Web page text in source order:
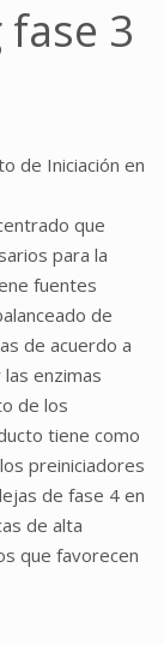
3
de Iniciación en
que
para la
fuentes
de
de acuerdo a
enzimas
de los
tiene como
preiniciadores
de fase 4 en
de alta
que favorecen